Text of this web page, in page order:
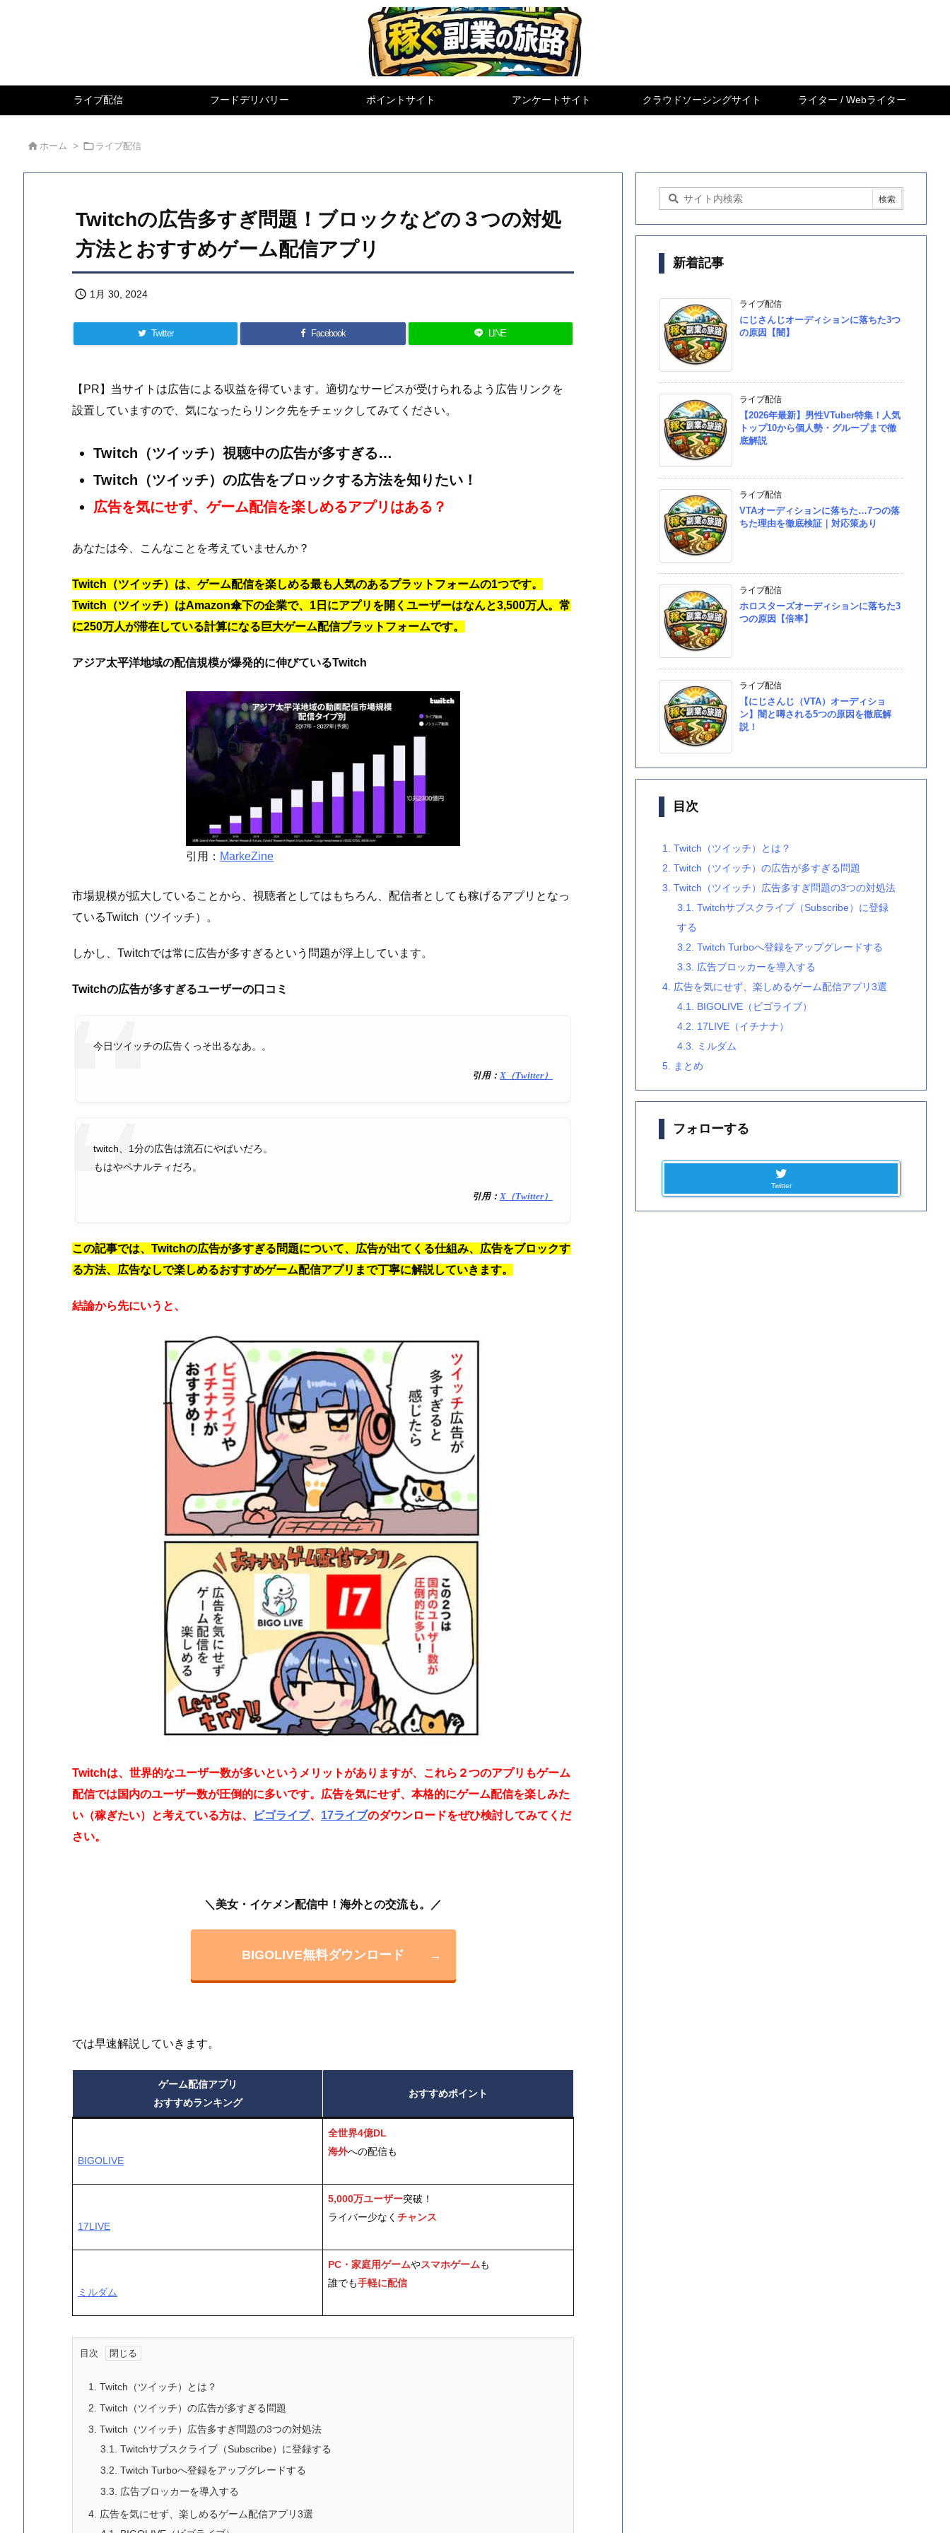
ライブ配信 フードデリバリー ポイントサイト アンケートサイト クラウドソーシングサイト ライター / Webライター
 ホーム >  ライブ配信
Twitchの広告多すぎ問題！ブロックなどの３つの対処
方法とおすすめゲーム配信アプリ
 1月 30, 2024
Twitter Facebook LINE
【PR】当サイトは広告による収益を得ています。適切なサービスが受けられるよう広告リンクを
設置していますので、気になったらリンク先をチェックしてみてください。
Twitch（ツイッチ）視聴中の広告が多すぎる…
Twitch（ツイッチ）の広告をブロックする方法を知りたい！
広告を気にせず、ゲーム配信を楽しめるアプリはある？
あなたは今、こんなことを考えていませんか？
Twitch（ツイッチ）は、ゲーム配信を楽しめる最も人気のあるプラットフォームの1つです。
Twitch（ツイッチ）はAmazon傘下の企業で、1日にアプリを開くユーザーはなんと3,500万人。常
に250万人が滞在している計算になる巨大ゲーム配信プラットフォームです。
アジア太平洋地域の配信規模が爆発的に伸びているTwitch
引用： MarkeZine
市場規模が拡大していることから、視聴者としてはもちろん、配信者としても稼げるアプリとなっ
ているTwitch（ツイッチ）。
しかし、Twitchでは常に広告が多すぎるという問題が浮上しています。
Twitchの広告が多すぎるユーザーの口コミ
今日ツイッチの広告くっそ出るなあ。。
引用：X（Twitter）
twitch、1分の広告は流石にやばいだろ。
もはやペナルティだろ。
引用： X（Twitter）
この記事では、Twitchの広告が多すぎる問題について、広告が出てくる仕組み、広告をブロックす
る方法、広告なしで楽しめるおすすめゲーム配信アプリまで丁寧に解説していきます。
結論から先にいうと、
Twitchは、世界的なユーザー数が多いというメリットがありますが、これら２つのアプリもゲーム
配信では国内のユーザー数が圧倒的に多いです。広告を気にせず、本格的にゲーム配信を楽しみた
い（稼ぎたい）と考えている方は、
ビゴライブ、 17ライブのダウンロードをぜひ検討してみてくだ
さい。
＼美女・イケメン配信中！海外との交流も。／
BIGOLIVE無料ダウンロード →
では早速解説していきます。
ゲーム配信アプリ
おすすめランキング
おすすめポイント
BIGOLIVE
全世界4億DL
海外への配信も
17LIVE
5,000万ユーザー突破！
ライバー少なく チャンス
ミルダム
PC・家庭用ゲームやスマホゲームも
誰でも手軽に配信
目次
1.
Twitch（ツイッチ）とは？
2. Twitch（ツイッチ）の広告が多すぎる問題
3. Twitch（ツイッチ）広告多すぎ問題の3つの対処法
3.1.
Twitchサブスクライブ（Subscribe）に登録する
3.2. Twitch Turboへ登録をアップグレードする
3.3.
広告ブロッカーを導入する
4. 広告を気にせず、楽しめるゲーム配信アプリ3選
新着記事
ライブ配信
にじさんじオーディションに落ちた3つ
の原因【闇】
ライブ配信
【2026年最新】男性VTuber特集！人気
トップ10から個人勢・グループまで徹
底解説
ライブ配信
VTAオーディションに落ちた…7つの落
ちた理由を徹底検証｜対応策あり
ライブ配信
ホロスターズオーディションに落ちた3
つの原因【倍率】
ライブ配信
【にじさんじ（VTA）オーディショ
ン】闇と噂される5つの原因を徹底解
説！
目次
1.
Twitch（ツイッチ）とは？
2. Twitch（ツイッチ）の広告が多すぎる問題
3. Twitch（ツイッチ）広告多すぎ問題の3つの対処法
3.1.
Twitchサブスクライブ（Subscribe）に登録
する
3.2. Twitch Turboへ登録をアップグレードする
3.3.
広告ブロッカーを導入する
4. 広告を気にせず、楽しめるゲーム配信アプリ3選
4.1.
BIGOLIVE（ビゴライブ）
4.2.
17LIVE（イチナナ）
4.3.
ミルダム
5.
まとめ
フォローする
Twitter